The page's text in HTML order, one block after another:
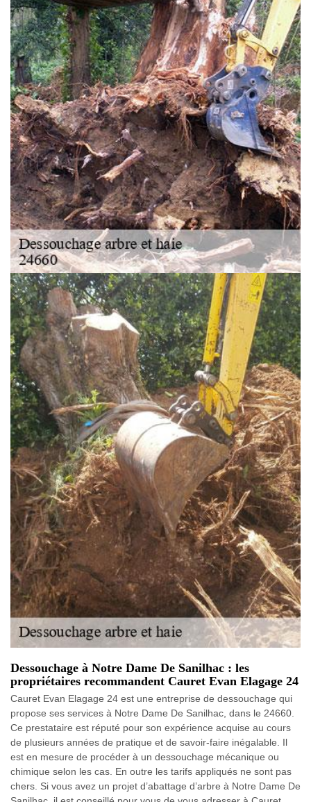
Dessouchage à Notre Dame De Sanilhac : les
propriétaires recommandent Cauret Evan Elagage 24
Cauret Evan Elagage 24 est une entreprise de dessouchage qui
propose ses services à Notre Dame De Sanilhac, dans le 24660.
Ce prestataire est réputé pour son expérience acquise au cours
de plusieurs années de pratique et de savoir-faire inégalable. Il
est en mesure de procéder à un dessouchage mécanique ou
chimique selon les cas. En outre les tarifs appliqués ne sont pas
chers. Si vous avez un projet d’abattage d’arbre à Notre Dame De